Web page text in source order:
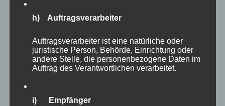
h) Auftragsverarbeiter
Auftragsverarbeiter ist eine natürliche oder
juristische Person, Behörde, Einrichtung oder
andere Stelle, die personenbezogene Daten im
Auftrag des Verantwortlichen verarbeitet.
i) Empfänger